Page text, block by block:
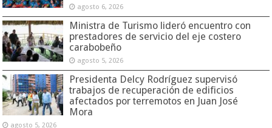
agosto 6, 2026
Ministra de Turismo lideró encuentro con
prestadores de servicio del eje costero
carabobeño
agosto 5, 2026
Presidenta Delcy Rodríguez supervisó
trabajos de recuperación de edificios
afectados por terremotos en Juan José
Mora
agosto 5, 2026